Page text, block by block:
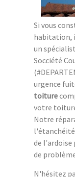
Si vous
habitation,
un
Socciété
urgence
toiture
votre
Notre
de l'ardoise
de
N'hésitez